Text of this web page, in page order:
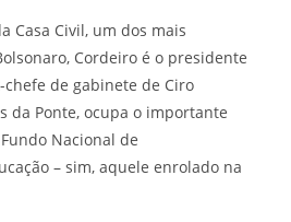
Casa Civil, um dos mais
Cordeiro é o presidente
chefe de gabinete de Ciro
da Ponte, ocupa o importante
Nacional de
– sim, aquele enrolado na